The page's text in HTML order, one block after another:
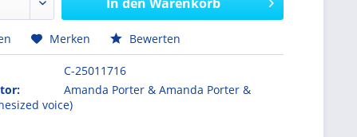
Merken Bewerten
C-25011716
Amanda Porter & Amanda Porter &
voice)